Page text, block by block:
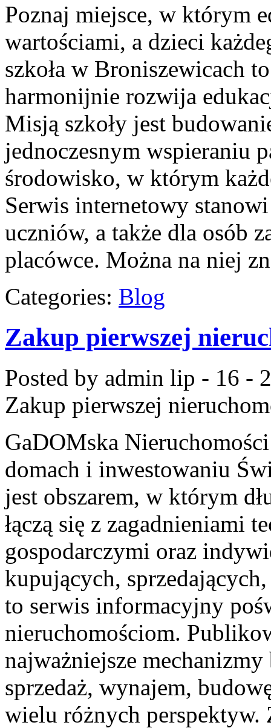
Poznaj miejsce, w którym
wartościami, a dzieci
szkoła w Broniszewicach
harmonijnie rozwija
Misją szkoły jest
jednoczesnym wspieraniu
środowisko, w którym
Serwis internetowy
uczniów, a także dla osób
placówce. Można na niej
Categories: Blog
Zakup pierwszej
Posted by admin lip - 16 -
Zakup pierwszej
GaDOMska
domach i inwestowaniu
jest obszarem, w którym
łączą się z zagadnieniami
gospodarczymi oraz
kupujących,
to serwis informacyjny
nieruchomościom.
najważniejsze
sprzedaż, wynajem,
wielu różnych